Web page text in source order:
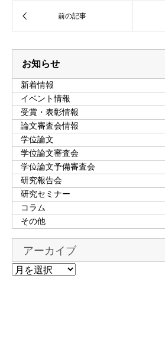
お知らせ
新着情報
イベント情報
受賞・表彰情報
論文審査会情報
学位論文
学位論文審査会
学位論文予備審査会
研究報告会
研究セミナー
コラム
その他
アーカイブ
ア